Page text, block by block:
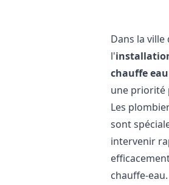
Dans la ville
l'
chauffe eau
une priorité
Les
sont
intervenir
chauffe-